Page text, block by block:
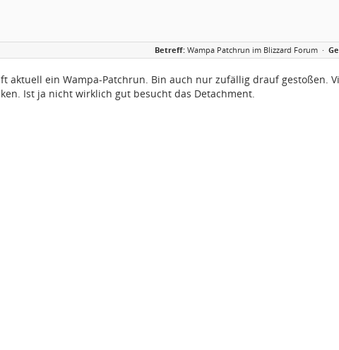
Betreff: Wampa Patchrun im Blizzard Forum ·
aktuell ein Wampa-Patchrun. Bin auch nur zufällig drauf gestoßen.
Ist ja nicht wirklich gut besucht das Detachment.